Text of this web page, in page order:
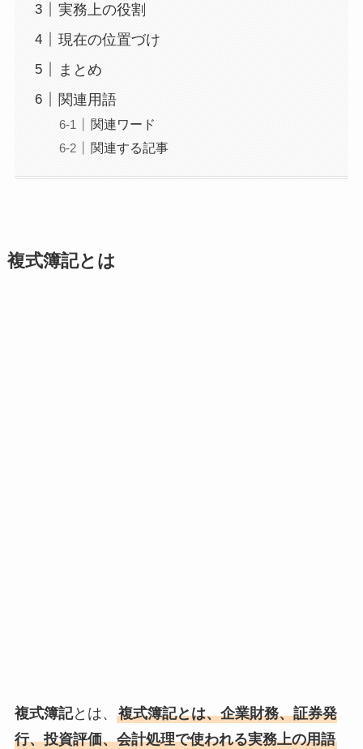
実務上の役割
現在の位置づけ
まとめ
関連用語
関連ワード
関連する記事
複式簿記とは
複式簿記とは、 複式簿記とは、企業財務、証券発
行、投資評価、会計処理で使われる実務上の用語